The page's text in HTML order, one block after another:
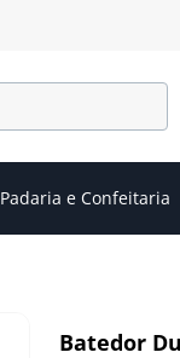
Padaria e Confeitaria
Batedor